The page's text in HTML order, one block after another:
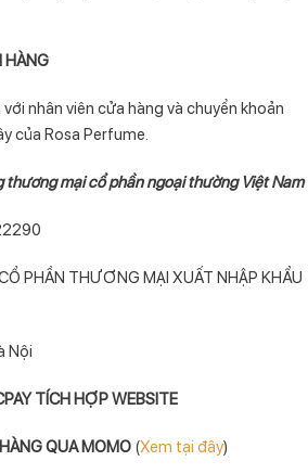
HÀNG
nhân viên cửa hàng và chuyển khoản
của Rosa Perfume.
thương mại cổ phần ngoại thường Việt Nam
PHẦN THƯƠNG MẠI XUẤT NHẬP KHẨU
Nội
TÍCH HỢP WEBSITE
QUA MOMO (Xem tại đây)